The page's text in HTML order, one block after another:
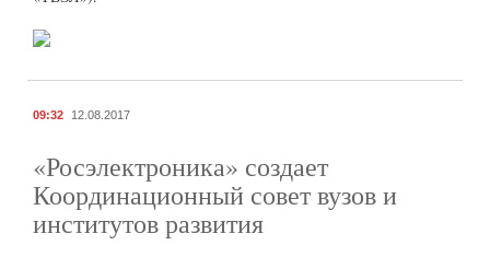
09:32 12.08.2017
«Росэлектроника» создает
Координационный совет вузов и
институтов развития